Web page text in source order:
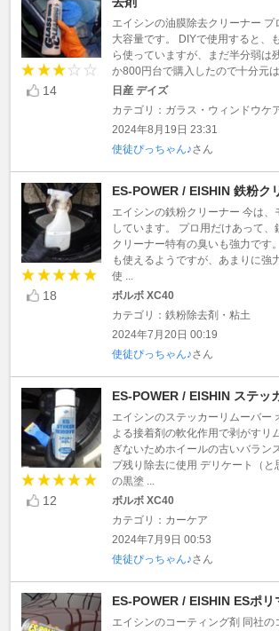
14
エイシンの油膜除去クリーナー プ
大容量です。 DIYで使用すると、
ら使っていますが、まだ半分弱は
か800円台で購入したので十分元は
日産 デイズ
カテゴリ：ガラス・ウィンドウケ
2024年8月19日 23:31
使徒ぴっちゃん♪さん
18
ES-POWER / EISHIN 鉄粉ク
エイシンの鉄粉クリーナー 今は、
しています。 プロ用だけあって、
クリーナー特有の臭いも強力です
も使えるようですが、あまりに強
使 ...
ボルボ XC40
カテゴリ：鉄粉除去剤・粘土
2024年7月20日 00:19
使徒ぴっちゃん♪さん
12
ES-POWER / EISHIN ステッ
エイシンのステッカーリムーバー
よる接着剤の軟化作用で剥がすリ
ぎないためホイールの古いバラン
プ残り除去に使用 デリケート（と
の黒塗 ...
ボルボ XC40
カテゴリ：カーケア
2024年7月9日 00:53
使徒ぴっちゃん♪さん
ES-POWER / EISHIN ESポリ
エイシンのコーティング剤 同社の